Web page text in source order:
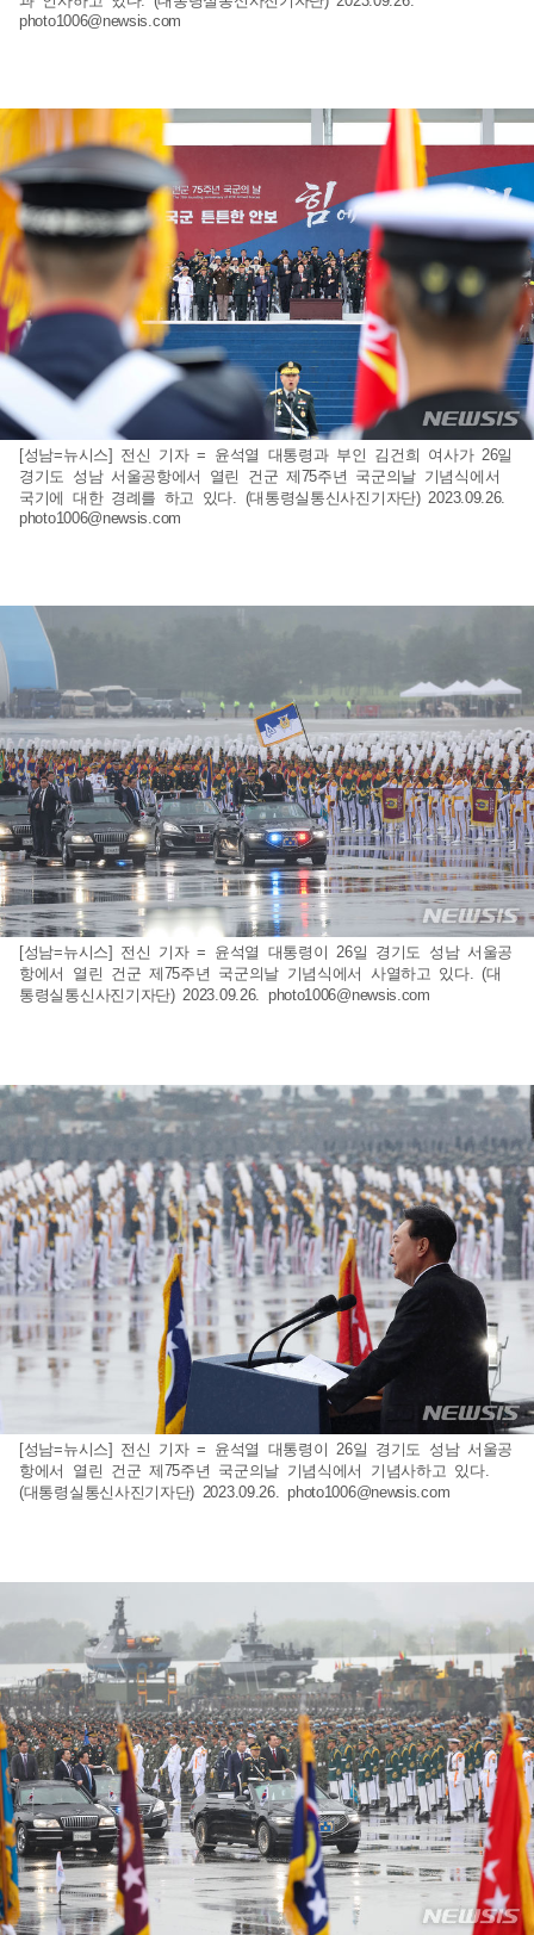
photo1006@newsis.com
[성남=뉴시스] 전신 기자 = 윤석열 대통령과 부인 김건희 여사가 26일
경기도 성남 서울공항에서 열린 건군 제75주년 국군의날 기념식에서
국기에 대한 경례를 하고 있다. (대통령실통신사진기자단) 2023.09.26.
photo1006@newsis.com
[성남=뉴시스] 전신 기자 = 윤석열 대통령이 26일 경기도 성남 서울공
항에서 열린 건군 제75주년 국군의날 기념식에서 사열하고 있다. (대
통령실통신사진기자단) 2023.09.26. photo1006@newsis.com
[성남=뉴시스] 전신 기자 = 윤석열 대통령이 26일 경기도 성남 서울공
항에서 열린 건군 제75주년 국군의날 기념식에서 기념사하고 있다.
(대통령실통신사진기자단) 2023.09.26.photo1006@newsis.com